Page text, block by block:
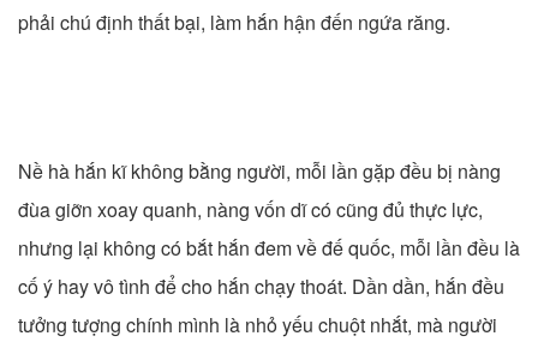
phải chú định thất bại, làm hắn hận đến ngứa răng.
Nề hà hắn kĩ không bằng người, mỗi lần gặp đều bị nàng
đùa giỡn xoay quanh, nàng vốn dĩ có cũng đủ thực lực,
nhưng lại không có bắt hắn đem về đế quốc, mỗi lần đều là
cố ý hay vô tình để cho hắn chạy thoát. Dần dần, hắn đều
tưởng tượng chính mình là nhỏ yếu chuột nhắt, mà người